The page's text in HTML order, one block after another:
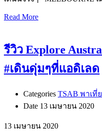
Read More
รีวิว Explore
#เดินดุ่มๆที่แอดิเลด
Categories TSAB พาเที่
Date 13 เมษายน 2020
13 เมษายน 2020